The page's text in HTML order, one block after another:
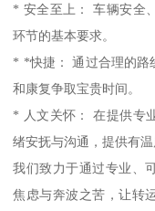
* 安全至上： 车辆安全
环节的基本要求。
* *快捷： 通过合理的路
和康复争取宝贵时间。
* 人文关怀： 在提供专
绪安抚与沟通，提供有温
我们致力于通过专业、
焦虑与奔波之苦，让转